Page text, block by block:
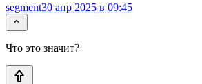
segment30 апр 2025 в 09:45
Что это значит?